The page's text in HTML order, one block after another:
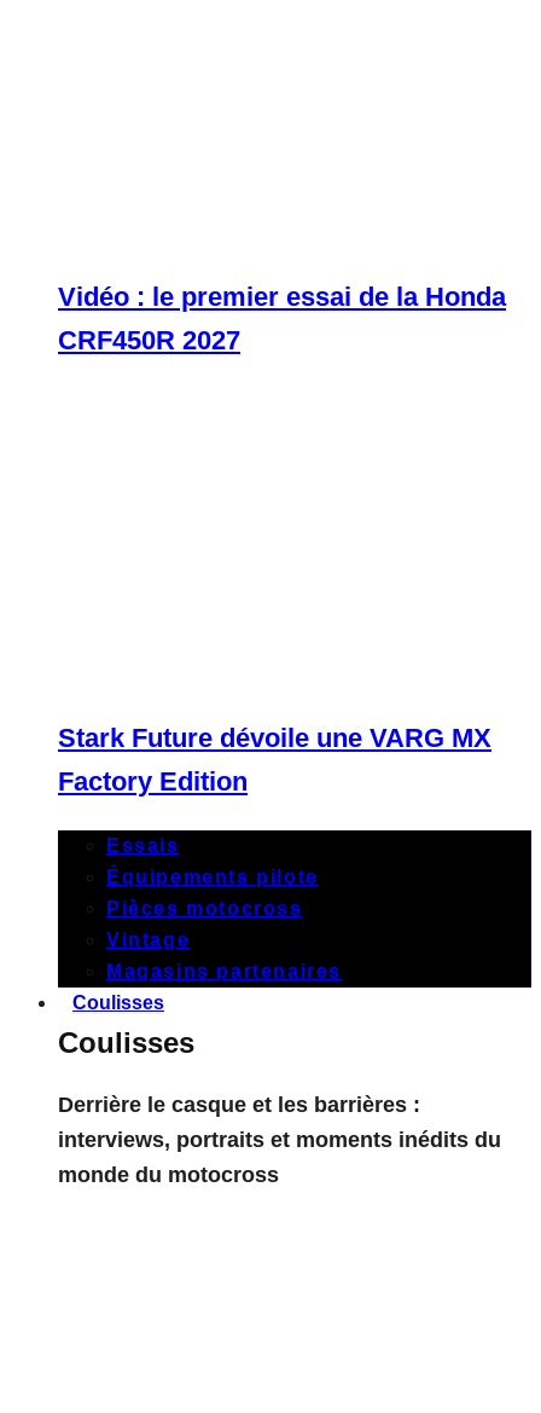
Vidéo : le premier essai de la Honda
CRF450R 2027
Stark Future dévoile une VARG MX
Factory Edition
Essais
Équipements pilote
Pièces motocross
Vintage
Magasins partenaires
Coulisses
Coulisses
Derrière le casque et les barrières :
interviews, portraits et moments inédits du
monde du motocross